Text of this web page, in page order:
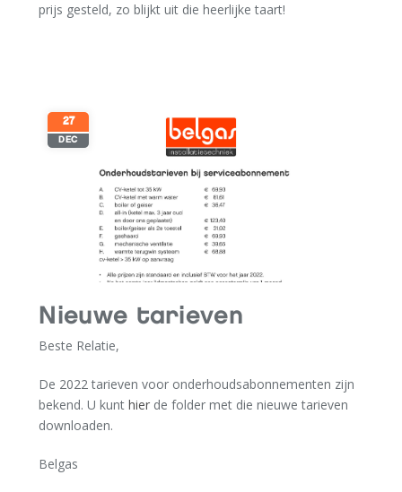
prijs gesteld, zo blijkt uit die heerlijke taart!
27
DEC
Nieuwe tarieven
Beste Relatie,
De 2022 tarieven voor onderhoudsabonnementen zijn
bekend. U kunthier de folder met die nieuwe tarieven
downloaden.
Belgas